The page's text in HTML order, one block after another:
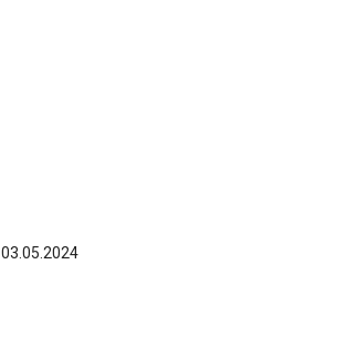
03.05.2024